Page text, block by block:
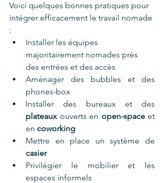
Voici quelques bonnes pratiques pour
intégrer efficacement le travail nomade
:
Installer les équipes
majoritairement nomades près
des entrées et des accès
Aménager des bubbles et des
phones-box
plateaux ouverts en open-space et
en coworking
casier
Privilégier le mobilier et les
espaces informels